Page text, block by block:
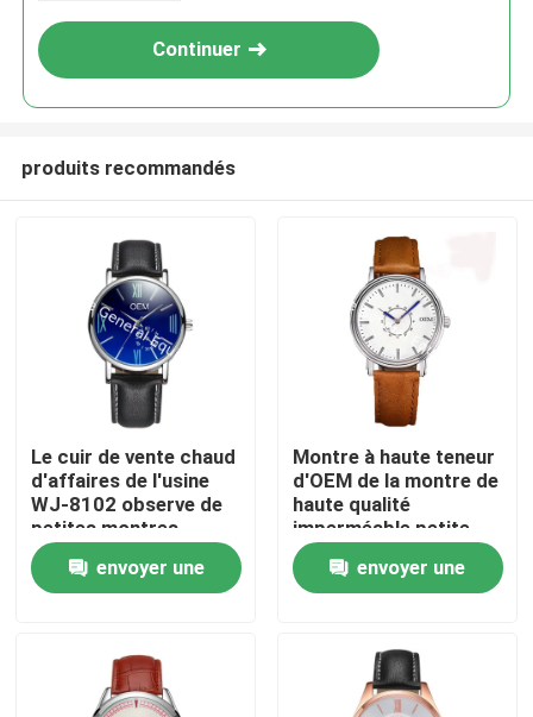
Maison
Au sujet de nous
Continuer
produits recommandés
Le cuir de vente chaud
d'affaires de l'usine
WJ-8102 observe de
petites montres-
bracelet
imperméables
d'hommes d'OEM
envoyer une
Montre à haute teneur
d'OEM de la montre de
haute qualité
imperméable petite
MOQ de quartz de la
montre des hommes
WJ-8108 simples à la
envoyer une